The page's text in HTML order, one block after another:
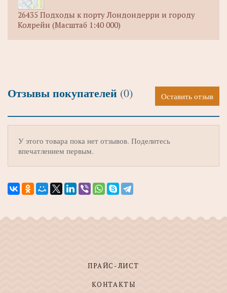
26435 Подходы к порту Лондондерри и городу
Колрейн (Масштаб 1:40 000)
Отзывы покупателей (0) Оставить отзыв
У этого товара пока нет отзывов. Поделитесь
впечатлением первым.
ПРАЙС-ЛИСТ
КОНТАКТЫ